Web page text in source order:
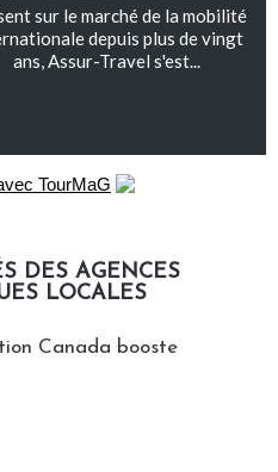
sur le marché de la mobilité
depuis plus de vingt
ans, Assur-Travel s'est...
DES AGENCES
LOCALES
Canada booste